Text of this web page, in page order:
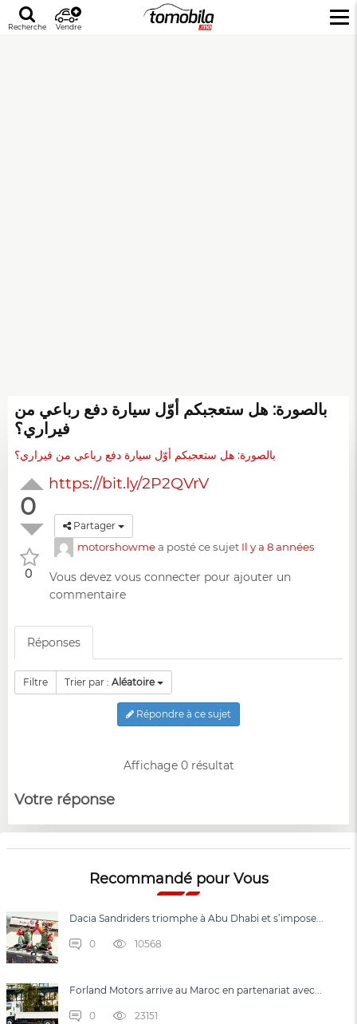
Recherche Vendre
بالصورة: هل ستعجبكم أوّل سيارة دفع رباعي من
فيراري؟
بالصورة: هل ستعجبكم أوّل سيارة دفع رباعي من فيراري؟
0
0
https://bit.ly/2P2QVrV
Partager
motorshowmea posté ce sujet Il y a 8 années
Vous devez vous connecter pour ajouter un
commentaire
Réponses
Filtre Trier par : Aléatoire
Répondre à ce sujet
Affichage 0 résultat
Votre réponse
Recommandé pour Vous
Dacia Sandriders triomphe à Abu Dhabi et s’impose...
0 10568
Forland Motors arrive au Maroc en partenariat avec...
0 23151